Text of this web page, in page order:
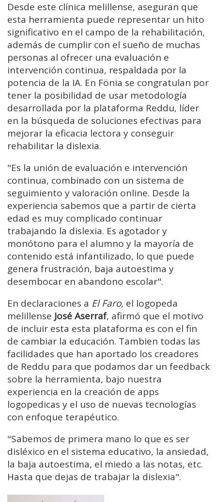
Desde este clínica melillense, aseguran que
esta herramienta puede representar un hito
significativo en el campo de la rehabilitación,
además de cumplir con el sueño de muchas
personas al ofrecer una evaluación e
intervención continua, respaldada por la
potencia de la IA. En Fönia se congratulan por
tener la posibilidad de usar metodología
desarrollada por la plataforma Reddu, líder
en la búsqueda de soluciones efectivas para
mejorar la eficacia lectora y conseguir
rehabilitar la dislexia.
"Es la unión de evaluación e intervención
continua, combinado con un sistema de
seguimiento y valoración online. Desde la
experiencia sabemos que a partir de cierta
edad es muy complicado continuar
trabajando la dislexia. Es agotador y
monótono para el alumno y la mayoría de
contenido está infantilizado, lo que puede
genera frustración, baja autoestima y
desembocar en abandono escolar".
En declaraciones a El Faro, el logopeda
melillense José Aserraf, afirmó que el motivo
de incluir esta esta plataforma es con el fin
de cambiar la educación. Tambien todas las
facilidades que han aportado los creadores
de Reddu para que podamos dar un feedback
sobre la herramienta, bajo nuestra
experiencia en la creación de apps
logopedicas y el uso de nuevas tecnologías
con enfoque terapéutico.
"Sabemos de primera mano lo que es ser
disléxico en el sistema educativo, la ansiedad,
la baja autoestima, el miedo a las notas, etc.
Hasta que dejas de trabajar la dislexia".